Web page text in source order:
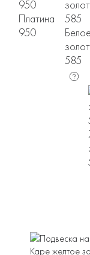
Платина
950
Белое
585